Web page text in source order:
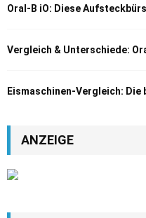
Oral-B iO: Diese
Vergleich & Unterschiede:
Eismaschinen-Vergleich: Die
ANZEIGE